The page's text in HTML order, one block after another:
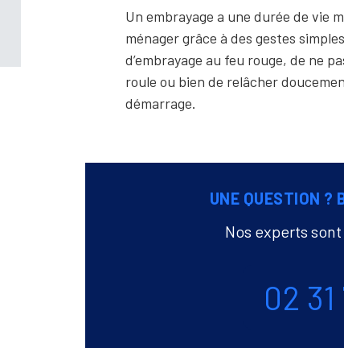
Un embrayage a une durée de vie
ménager grâce à des gestes
d’embrayage au feu rouge, de ne
roule ou bien de relâcher
démarrage.
UNE QUESTION ?
Nos experts
02